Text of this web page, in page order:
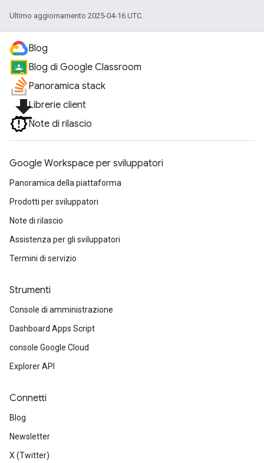
Ultimo aggiornamento 2025-04-16 UTC.
Blog
Blog di Google Classroom
Panoramica stack
file_downloadLibrerie client
Note di rilascio
Google Workspace per sviluppatori
Panoramica della piattaforma
Prodotti per sviluppatori
Note di rilascio
Assistenza per gli sviluppatori
Termini di servizio
Strumenti
Console di amministrazione
Dashboard Apps Script
console Google Cloud
Explorer API
Connetti
Blog
Newsletter
X (Twitter)